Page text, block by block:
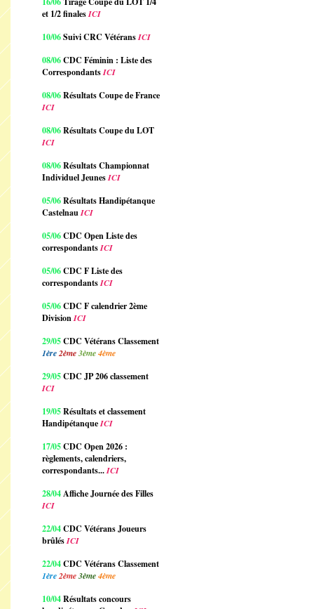
et 1/2 finalesICI
10/06Suivi CRC VétéransICI
08/06CDC Féminin : Liste des
CorrespondantsICI
08/06Résultats Coupe de France
ICI
08/06Résultats Coupe du LOT
ICI
08/06Résultats Championnat
Individuel JeunesICI
05/06Résultats Handipétanque
CastelnauICI
05/06CDC Open Liste des
correspondantsICI
05/06CDC F Liste des
correspondantsICI
05/06CDC F calendrier 2ème
DivisionICI
29/05CDC Vétérans Classement
1ère2ème3ème4ème
29/05CDC JP 206 classement
ICI
19/05Résultats et classement
HandipétanqueICI
17/05CDC Open 2026 :
règlements, calendriers,
correspondants...ICI
28/04Affiche Journée des Filles
ICI
22/04CDC Vétérans Joueurs
brûlésICI
22/04CDC Vétérans Classement
1ère2ème3ème4ème
10/04Résultats concours